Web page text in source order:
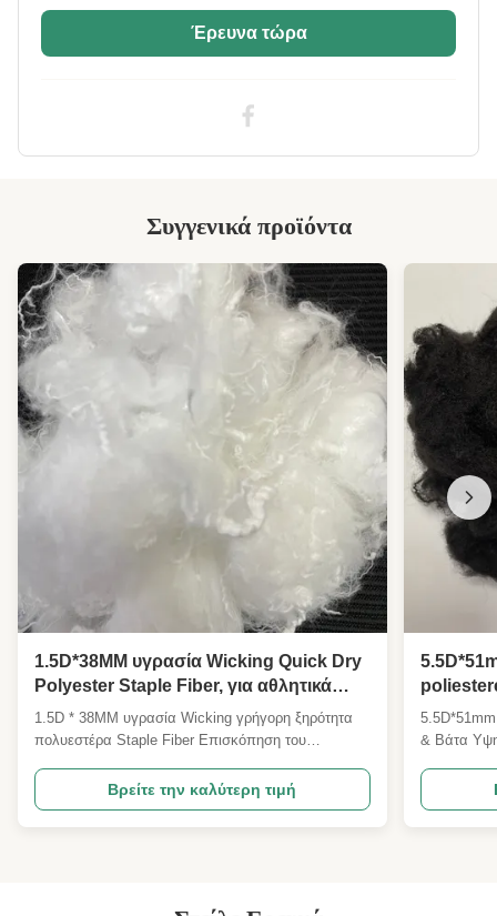
Έρευνα τώρα
Συγγενικά προϊόντα
1.5D*38MM υγρασία Wicking Quick Dry
Polyester Staple Fiber, για αθλητικά
ρούχα εσώρουχα & Jersey υφάσματα
1.5D * 38MM υγρασία Wicking γρήγορη ξηρότητα
πολυεστέρα Staple Fiber Επισκόπηση του
wicking γρήγορη ξηρή νήμα πολυεστέρα είναι μια
ώριμη λειτουργική υφαντική πρώτη ύλη που
αναπτύχθηκε με μόνιμη υδροφιλική τεχνολογία
Βρείτε την καλύτερη τιμή
alta
& Βάτα